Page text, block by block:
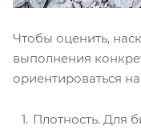
Чтобы оценить,
выполнения
ориентироваться
Плотность. Для